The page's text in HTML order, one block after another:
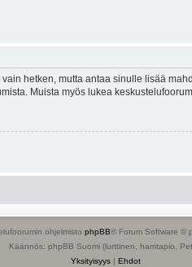
hetken, mutta antaa sinulle lisää
Muista myös lukea
ohjelmisto phpBB® Forum Software ©
Käännös: phpBB Suomi (lurttinen, harritapio,
Yksityisyys | Ehdot